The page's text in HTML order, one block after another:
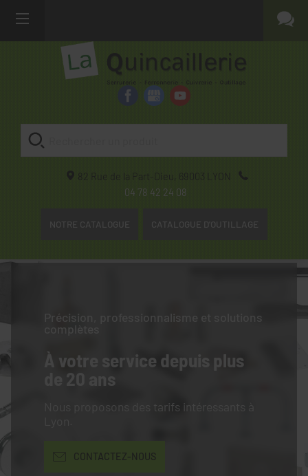
82 Rue de la Part-Dieu, 69003
LYON
04 78 42 24 08
NOTRE CATALOGUE CATALOGUE D'OUTILLAGE
Précision, professionnalisme et solutions
complètes
À votre service depuis plus
de 20 ans
Nous proposons des tarifs intéressants à
CONTACTEZ-NOUS